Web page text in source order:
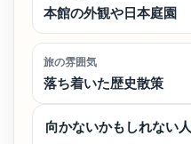
本館の外観や日本庭園
旅の雰囲気
落ち着いた歴史散策
向かないかもしれない人